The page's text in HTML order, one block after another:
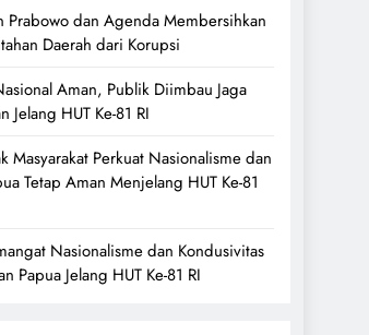
Prabowo dan Agenda Membersihkan
Daerah dari Korupsi
Aman, Publik Diimbau Jaga
Jelang HUT Ke-81 RI
Masyarakat Perkuat Nasionalisme dan
Tetap Aman Menjelang HUT Ke-81
Nasionalisme dan Kondusivitas
Papua Jelang HUT Ke-81 RI